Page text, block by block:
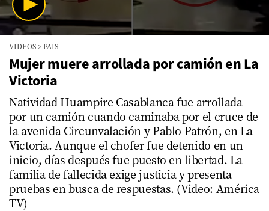
seconds
minute,
seconds
VIDEOS >PAIS
Mujer muere arrollada por camión en La
Victoria
Natividad Huampire Casablanca fue arrollada
por un camión cuando caminaba por el cruce de
la avenida Circunvalación y Pablo Patrón, en La
Victoria. Aunque el chofer fue detenido en un
inicio, días después fue puesto en libertad. La
familia de fallecida exige justicia y presenta
pruebas en busca de respuestas. (Video: América
TV)